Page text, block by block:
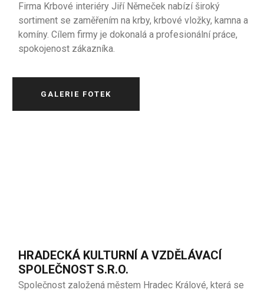
Firma Krbové interiéry Jiří Němeček nabízí široký
sortiment se zaměřením na krby, krbové vložky, kamna a
komíny. Cílem firmy je dokonalá a profesionální práce,
spokojenost zákazníka.
GALERIE FOTEK
HRADECKÁ KULTURNÍ A VZDĚLÁVACÍ
SPOLEČNOST S.R.O.
Společnost založená městem Hradec Králové, která se